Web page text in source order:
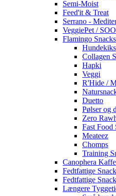
Semi-Moist
Feed'it & Treat
Serrano -
VeggiePet /
Flamingo Snacks
Hundekiks
Collagen
Hapki
Veggi
R'Hide /
Duetto
Pølser og
Zero
Fast Food
Meateez
Chomps
Training
Canophera
Fedtfattige
Fedtfattige
Længere